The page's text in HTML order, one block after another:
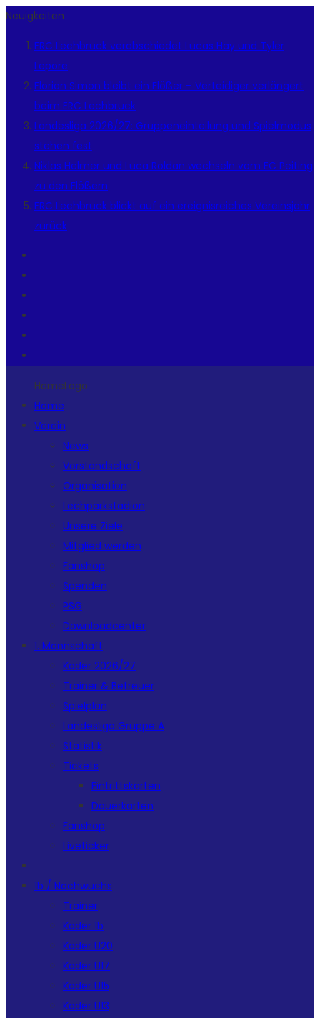
Neuigkeiten
ERC Lechbruck verabschiedet Lucas Hay und Tyler
Lepore
Florian Simon bleibt ein Flößer – Verteidiger verlängert
beim ERC Lechbruck
Landesliga 2026/27: Gruppeneinteilung und Spielmodus
stehen fest
Niklas Helmer und Luca Roldan wechseln vom EC Peiting
zu den Flößern
ERC Lechbruck blickt auf ein ereignisreiches Vereinsjahr
zurück
HomeLogo
Home
Verein
News
Vorstandschaft
Organisation
Lechparkstadion
Unsere Ziele
Mitglied werden
Fanshop
Spenden
PSG
Downloadcenter
1. Mannschaft
Kader 2026/27
Trainer & Betreuer
Spielplan
Landesliga Gruppe A
Statistik
Tickets
Eintrittskarten
Dauerkarten
Fanshop
Liveticker
1b / Nachwuchs
Trainer
Kader 1b
Kader U20
Kader U17
Kader U15
Kader U13